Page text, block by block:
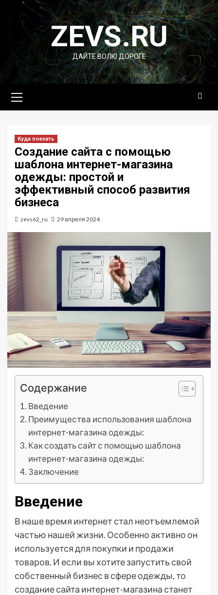
Перейти
содержимомуZEVS.RU
ДАЙТЕ ВОЛЮ ДОРОГЕ
меню
Куда поехать
Создание сайта с помощью
шаблона интернет-магазина
одежды: простой и
эффективный способ развития
бизнеса
zevs62_ru 29 апреля 2024
Содержание
Введение
Преимущества использования шаблона
интернет-магазина одежды:
Как создать сайт с помощью шаблона
интернет-магазина одежды:
Заключение
Введение
В наше время интернет стал неотъемлемой
частью нашей жизни. Особенно активно он
используется для покупки и продажи
товаров. И если вы хотите запустить свой
собственный бизнес в сфере одежды, то
создание сайта интернет-магазина станет